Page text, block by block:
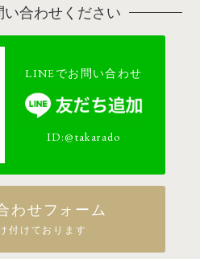
合わせください
LINEでお問い合わせ
ID:@takarado
わせフォーム
付けております